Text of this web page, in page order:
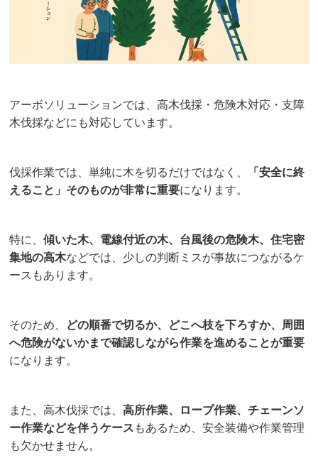
アーボソリューションでは、高木伐採・危険木対応・支障
木伐採などにも対応しています。
伐採作業では、単純に木を切るだけではなく、
「安全に終
えること」そのものが非常に重要になります。
特に、傾いた木、電線付近の木、台風後の危険木、住宅密
集地の高木などでは、少しの判断ミスが事故につながるケ
ースもあります。
そのため、 どの順番で切るか、どこへ枝を下ろすか、周囲
へ危険がないかまで確認しながら作業を進めることが重要
になります。
また、高木伐採では、高所作業、ロープ作業、チェーンソ
ー作業などを伴うケース もあるため、安全装備や作業管理
も欠かせません。